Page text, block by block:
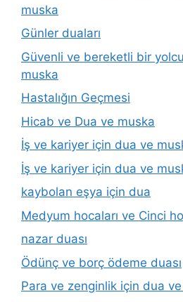
muska
Günler duaları
Güvenli ve bereketli bir
muska
Hastalığın Geçmesi
Hicab ve Dua ve muska
İş ve kariyer için dua ve
İş ve kariyer için dua ve
kaybolan eşya için dua
Medyum hocaları ve Cinci
nazar duası
Ödünç ve borç ödeme duası
Para ve zenginlik için dua